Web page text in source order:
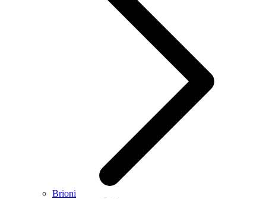
Brioni